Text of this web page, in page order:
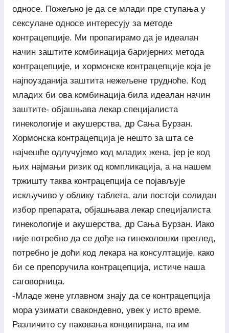
односе. Пожељно је да се млади пре ступања у
сексулане односе интересују за методе
контрацепције. Ми пропагирамо да је идеалан
начин заштите комбинација баријерних метода
контрацепције, и хормонске контрацепције која је
најпоузданија заштита нежељене трудноће. Код
младих би ова комбинација била идеалан начин
заштите- објашњава лекар специјалиста
гинекологије и акушерства, др Сања Бурзан.
Хормонска контрацепција је нешто за шта се
најчешће одлучујемо код младих жена, јер је код
њих најмањи ризик од компликација, а на нашем
тржишту таква контрацепција се појављује
искључиво у облику таблета, али постоји солидан
избор препарата, објашњава лекар специјалиста
гинекологије и акушерства, др Сања Бурзан. Иако
није потребно да се дође на гинеколошки преглед,
потребно је доћи код лекара на консултације, како
би се препоручила контрацепција, истиче наша
саговорница.
-Младе жене углавном знају да се контрацепција
мора узимати свакондевно, увек у исто време.
Различито су паковања конципирана, па им